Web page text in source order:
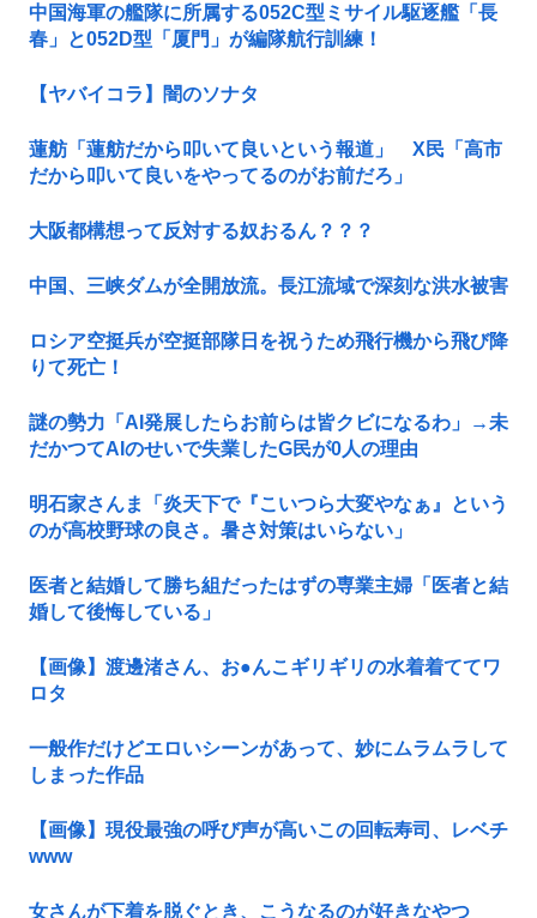
中国海軍の艦隊に所属する052C型ミサイル駆逐艦「長
春」と052D型「厦門」が編隊航行訓練！
【ヤバイコラ】闇のソナタ
蓮舫「蓮舫だから叩いて良いという報道」 X民「高市
だから叩いて良いをやってるのがお前だろ」
大阪都構想って反対する奴おるん？？？
中国、三峡ダムが全開放流。長江流域で深刻な洪水被害
ロシア空挺兵が空挺部隊日を祝うため飛行機から飛び降
りて死亡！
謎の勢力「AI発展したらお前らは皆クビになるわ」→未
だかつてAIのせいで失業したG民が0人の理由
明石家さんま「炎天下で『こいつら大変やなぁ』という
のが高校野球の良さ。暑さ対策はいらない」
医者と結婚して勝ち組だったはずの専業主婦「医者と結
婚して後悔している」
【画像】渡邊渚さん、お●んこギリギリの水着着ててワ
ロタ
一般作だけどエロいシーンがあって、妙にムラムラして
しまった作品
【画像】現役最強の呼び声が高いこの回転寿司、レベチ
www
女さんが下着を脱ぐとき、こうなるのが好きなやつ